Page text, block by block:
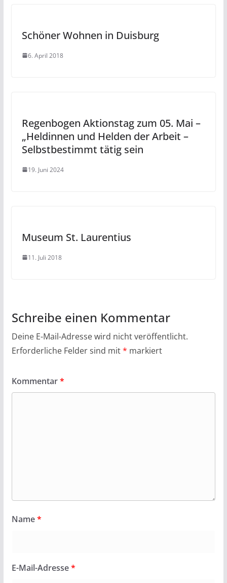
Schöner Wohnen in Duisburg
6. April 2018
Regenbogen Aktionstag zum 05. Mai –
„Heldinnen und Helden der Arbeit –
Selbstbestimmt tätig sein
19. Juni 2024
Museum St. Laurentius
11. Juli 2018
Schreibe einen Kommentar
Deine E-Mail-Adresse wird nicht veröffentlicht.
Erforderliche Felder sind mit* markiert
Kommentar*
Name*
E-Mail-Adresse*